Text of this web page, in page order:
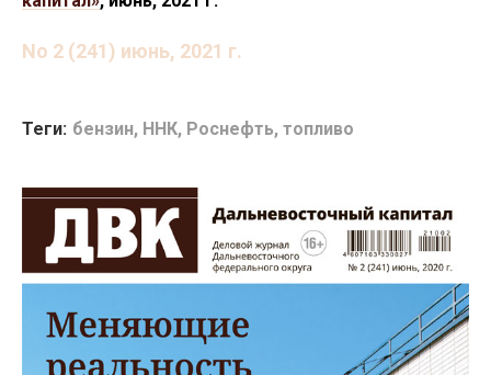
No 2 (241) июнь, 2021 г.
Теги: бензин, ННК, Роснефть, топливо